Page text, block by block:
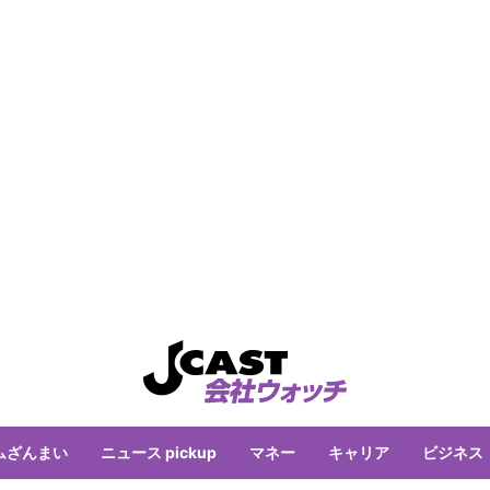
ざんまい ニュース pickup マネー キャリア ビジネス